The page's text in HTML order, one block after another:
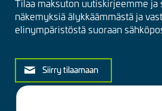
Tilaa maksuton uutiskirjeemme
näkemyksiä älykkäämmästä ja
elinympäristöstä suoraan
Siirry tilaamaan